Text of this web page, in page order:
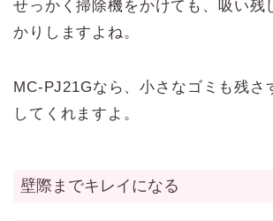
せっかく掃除機をかけても、吸い残
かりしますよね。
MC-PJ21Gなら、小さなゴミも残さ
してくれますよ。
壁際までキレイになる